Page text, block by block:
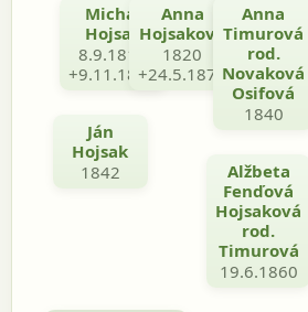
Michal
Hojsak
8.9.1811
+9.11.1887
Anna
Hojsaková
1820
+24.5.1878
Ján
Hojsak
1842
Michal
Timura
1829
Anna
Timurová
rod.
Novaková
Osifová
1840
Alžbeta
Fenďová
Hojsaková
rod.
Timurová
19.6.1860